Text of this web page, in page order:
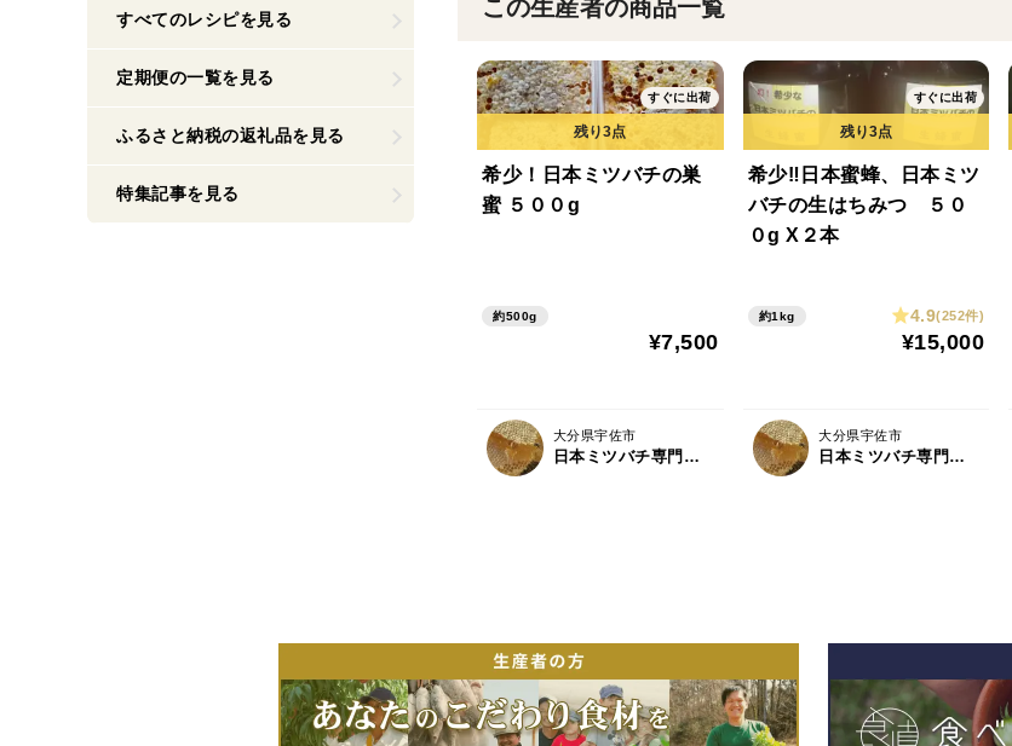
この生産者の商品一覧
すぐに出荷
希少！日本ミツバチの巣
蜜 ５００g
約500g
¥7,500
大分県宇佐市
日本ミツバチ専門 吉田養蜂所
すぐに出荷
希少‼️日本蜜蜂、日本ミツ
バチの生はちみつ ５０
０g X２本
約1kg 4.9(252件)
¥15,000
大分県宇佐市
日本ミツバチ専門 吉田養蜂所
すべてのレシピを見る
定期便の一覧を見る
ふるさと納税の返礼品を見る
特集記事を見る